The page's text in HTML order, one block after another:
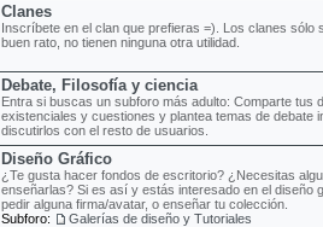
Clanes
Inscríbete en el clan que prefieras =). Los clanes sólo
buen rato, no tienen ninguna otra utilidad.
Debate, Filosofía y ciencia
Entra si buscas un subforo más adulto: Comparte tus
existenciales y cuestiones y plantea temas de debate
discutirlos con el resto de usuarios.
Diseño Gráfico
¿Te gusta hacer fondos de escritorio? ¿Necesitas
enseñarlas? Si es así y estás interesado en el diseño
pedir alguna firma/avatar, o enseñar tu colección.
Subforo:
Galerías de diseño y Tutoriales